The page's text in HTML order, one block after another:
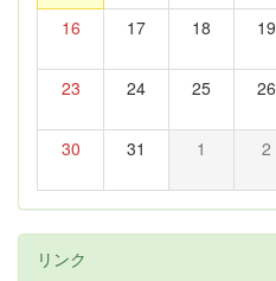
16 17 18 19
23 24 25 26
30 31 1 2
リンク